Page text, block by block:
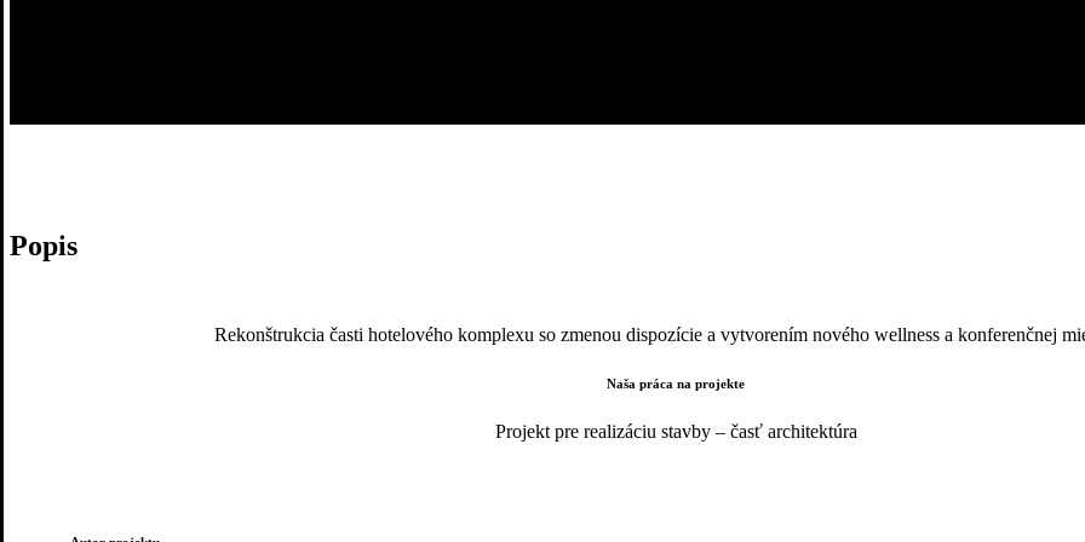
Popis
Rekonštrukcia časti hotelového komplexu so zmenou dispozície a vytvorením nového wellness a konferenčnej
Naša práca na projekte
Projekt pre realizáciu stavby – časť architektúra